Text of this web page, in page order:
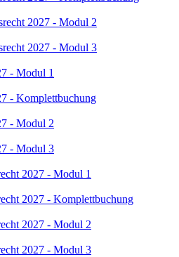
2027 - Modul 2
2027 - Modul 3
- Modul 1
- Komplettbuchung
- Modul 2
- Modul 3
2027 - Modul 1
2027 - Komplettbuchung
2027 - Modul 2
2027 - Modul 3